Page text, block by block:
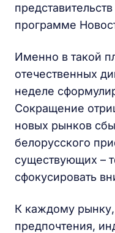
программе
Именно в такой
отечественных
неделе
Сокращение
новых рынков
белорусского
существующих –
сфокусировать
К каждому рынку,
предпочтения,